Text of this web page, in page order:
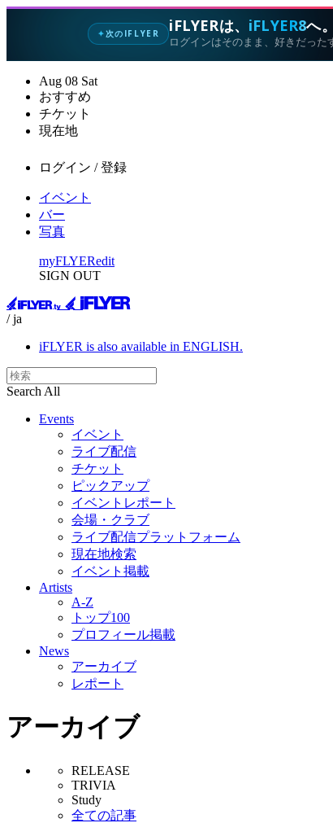
✦次のIFLYER iFLYERは、 iFLYER8へ。
ログインはそのまま、好きだった
Aug 08 Sat
おすすめ
チケット
現在地
ログイン / 登録
イベント
バー
写真
myFLYERedit
SIGN OUT
/ ja
iFLYER is also available in ENGLISH.
Search All
Events
イベント
ライブ配信
チケット
ピックアップ
イベントレポート
会場・クラブ
ライブ配信プラットフォーム
現在地検索
イベント掲載
Artists
A-Z
トップ100
プロフィール掲載
News
アーカイブ
レポート
アーカイブ
RELEASE
TRIVIA
Study
全ての記事